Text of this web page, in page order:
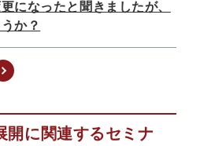
になったと聞きましたが、
か？
開に関連するセミナ